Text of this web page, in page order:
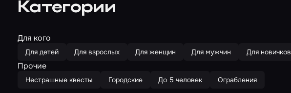
Категории
Для кого
Для детей Для взрослых Для женщин Для мужчин Для новичков
Прочие
Нестрашные квесты Городские До 5 человек Ограбления